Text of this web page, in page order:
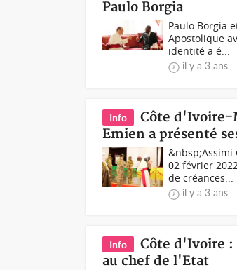
Paulo Borgia
Paulo Borgia
Apostolique
identité a é...
il y a 3 ans
Info
Côte d'Ivoire-
Emien a présenté
&nbsp;Assimi
02 février
de créances...
il y a 3 ans
Info
Côte d'Ivoire :
au chef de l'Etat